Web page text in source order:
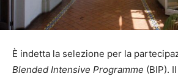
È indetta la selezione per la
Blended Intensive Programme (BIP).